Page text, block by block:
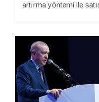
artırma yöntemi ile